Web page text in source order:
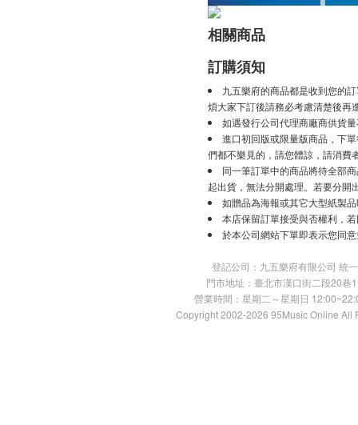
相關商品
訂購須知
九五樂府的商品都是收到您的
煩大家下訂後請務必考慮清楚後再
如遇發行公司代理商廠商供貨
進口初回版或限量版商品，下
們都不樂見的，請您體諒，請消費
同一筆訂單中的商品將待全部
起出貨，無法分開處理。若要分開
如贈品為海報或其它大型紙製
本店保留訂單接受與否權利，
於本公司網站下單即表示您同
登記公司：九五樂府有限公司 統
門市地址：臺北市漢口街二段20
營業時間：星期二～星期日
Copyright 2002-2026 95Music Online All